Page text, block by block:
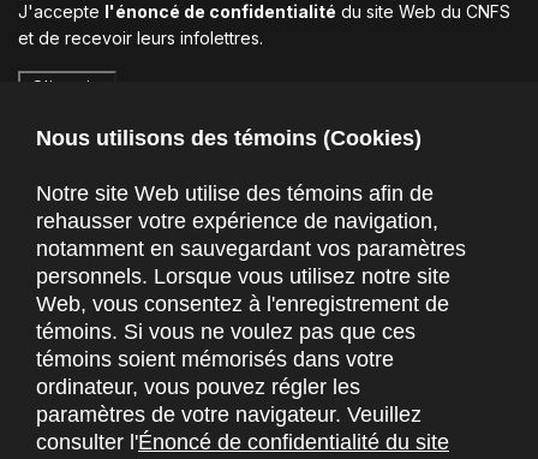
J'accepte l'énoncé de confidentialité du site Web du CNFS
et de recevoir leurs infolettres.
S'inscrire
Nous utilisons des témoins (Cookies)
Notre site Web utilise des témoins afin de
rehausser votre expérience de navigation,
notamment en sauvegardant vos paramètres
personnels. Lorsque vous utilisez notre site
Web, vous consentez à l'enregistrement de
témoins. Si vous ne voulez pas que ces
témoins soient mémorisés dans votre
ordinateur, vous pouvez régler les
paramètres de votre navigateur. Veuillez
consulter l'Énoncé de confidentialité du site